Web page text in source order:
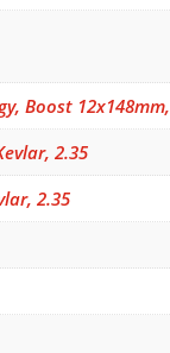
Boost
2.35
2.35